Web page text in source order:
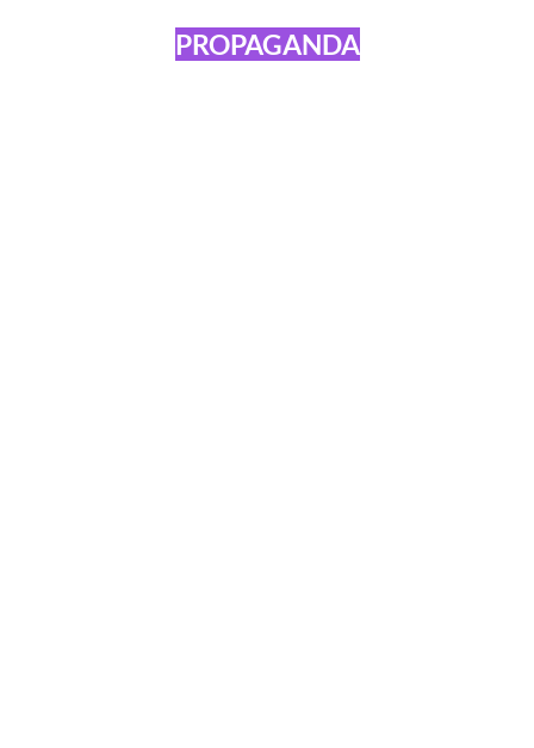
PROPAGANDA